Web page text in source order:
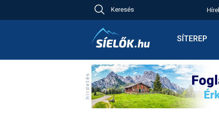
Keresés
SÍTEREP
Síbérletárak
Toplista